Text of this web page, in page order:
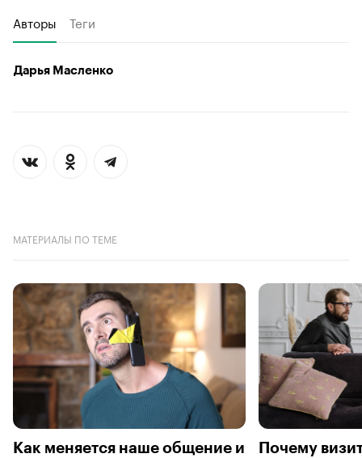
Авторы Теги
Дарья Масленко
МАТЕРИАЛЫ ПО ТЕМЕ
Как меняется наше общение и
Почему